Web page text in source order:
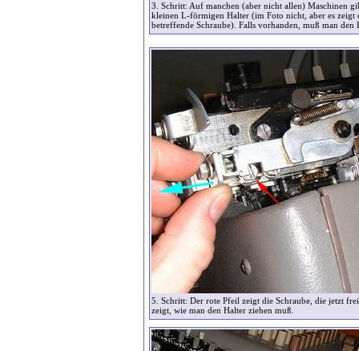
3. Schritt: Auf manchen (aber nicht allen) Maschinen
kleinen L-förmigen Halter (im Foto nicht, aber es zeigt
betreffende Schraube). Falls vorhanden, muß man den
5. Schritt: Der rote Pfeil zeigt die Schraube, die jetzt
zeigt, wie man den Halter ziehen muß.